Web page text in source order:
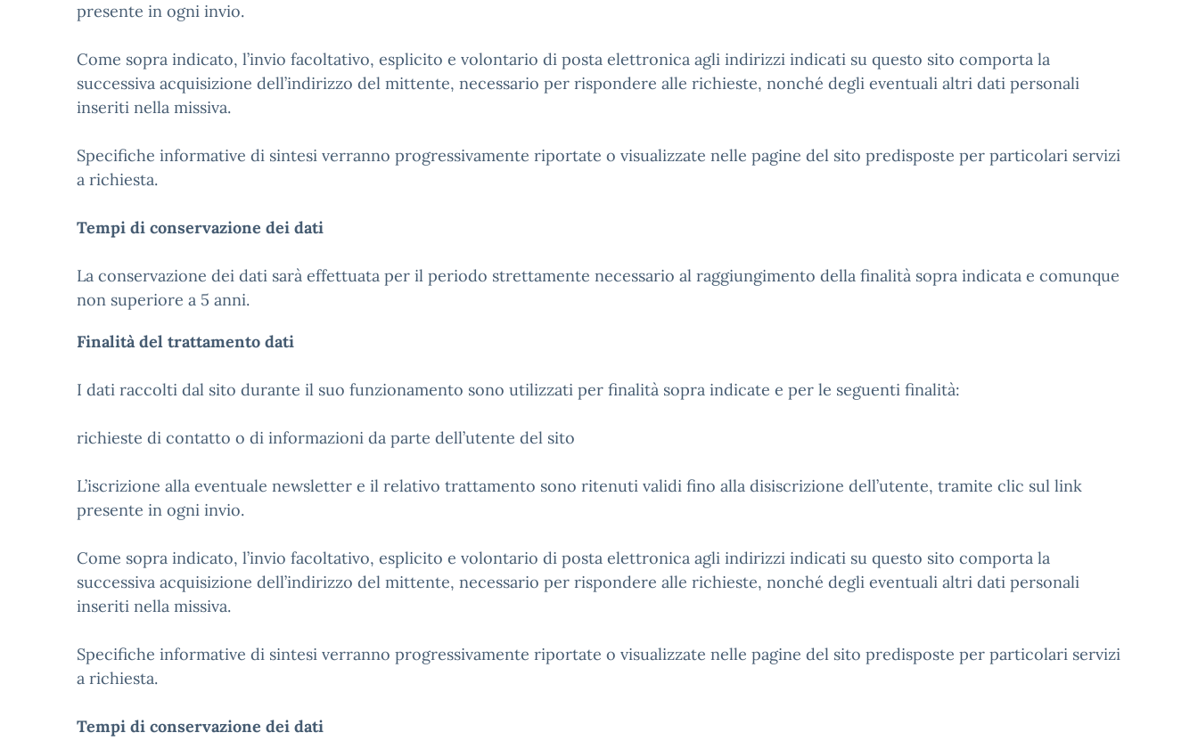
presente in ogni invio.
Come sopra indicato, l’invio facoltativo, esplicito e volontario di posta elettronica agli indirizzi indicati su questo sito comporta la
successiva acquisizione dell’indirizzo del mittente, necessario per rispondere alle richieste, nonché degli eventuali altri dati personali
inseriti nella missiva.
Specifiche informative di sintesi verranno progressivamente riportate o visualizzate nelle pagine del sito predisposte per particolari servizi
a richiesta.
Tempi di conservazione dei dati
La conservazione dei dati sarà effettuata per il periodo strettamente necessario al raggiungimento della finalità sopra indicata e comunque
non superiore a 5 anni.
Finalità del trattamento dati
I dati raccolti dal sito durante il suo funzionamento sono utilizzati per finalità sopra indicate e per le seguenti finalità:
richieste di contatto o di informazioni da parte dell’utente del sito
L’iscrizione alla eventuale newsletter e il relativo trattamento sono ritenuti validi fino alla disiscrizione dell’utente, tramite clic sul link
presente in ogni invio.
Come sopra indicato, l’invio facoltativo, esplicito e volontario di posta elettronica agli indirizzi indicati su questo sito comporta la
successiva acquisizione dell’indirizzo del mittente, necessario per rispondere alle richieste, nonché degli eventuali altri dati personali
inseriti nella missiva.
Specifiche informative di sintesi verranno progressivamente riportate o visualizzate nelle pagine del sito predisposte per particolari servizi
a richiesta.
Tempi di conservazione dei dati